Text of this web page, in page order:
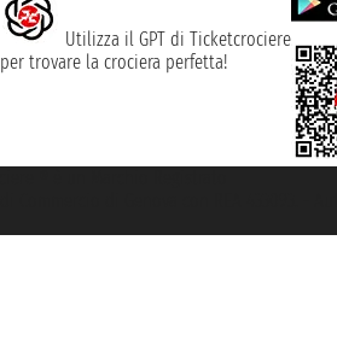
Utilizza il GPT di Ticketcrociere
per trovare la crociera perfetta!